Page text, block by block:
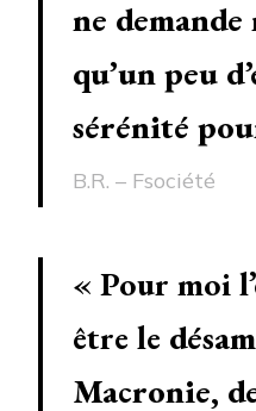
ne
qu’un peu
sérénité
B.R. – Fsociété
« Pour moi
être le
Macronie,